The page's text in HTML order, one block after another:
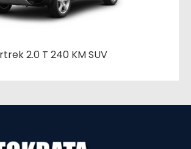
2.0 T 240 KM SUV